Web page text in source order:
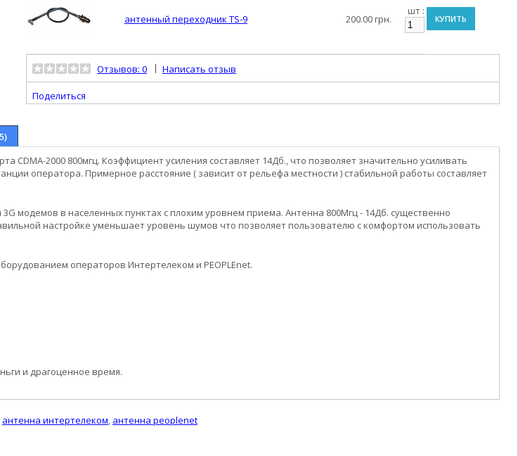
антенный переходник TS-9 200.00 грн.
шт :
КУПИТЬ
Отзывов: 0 | Написать отзыв
Поделиться
CDMA-2000 800мгц. Коэффициент усиления составляет 14Дб., что позволяет значительно усиливать
оператора. Примерное расстояние ( зависит от рельефа местности ) стабильной работы составляет
3G модемов в населенных пунктах с плохим уровнем приема. Антенна 800Мгц - 14Дб. существенно
настройке уменьшает уровень шумов что позволяет пользователю с комфортом использовать
операторов Интертелеком и PEOPLEnet.
и драгоценное время.
антенна интертелеком, антенна peoplenet